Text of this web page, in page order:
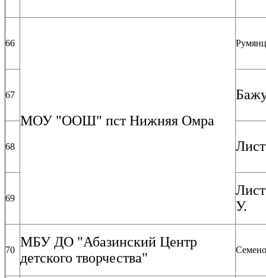
66
МОУ "ООШ" пст Нижняя Омра
67
68
69
У.
70
МБУ ДО "Абазинский Центр
детского творчества"